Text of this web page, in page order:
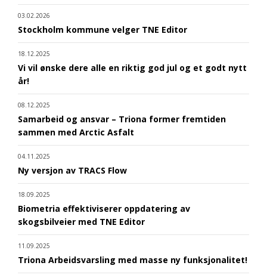
03.02.2026
Stockholm kommune velger TNE Editor
18.12.2025
Vi vil ønske dere alle en riktig god jul og et godt nytt
år!
08.12.2025
Samarbeid og ansvar – Triona former fremtiden
sammen med Arctic Asfalt
04.11.2025
Ny versjon av TRACS Flow
18.09.2025
Biometria effektiviserer oppdatering av
skogsbilveier med TNE Editor
11.09.2025
Triona Arbeidsvarsling med masse ny funksjonalitet!